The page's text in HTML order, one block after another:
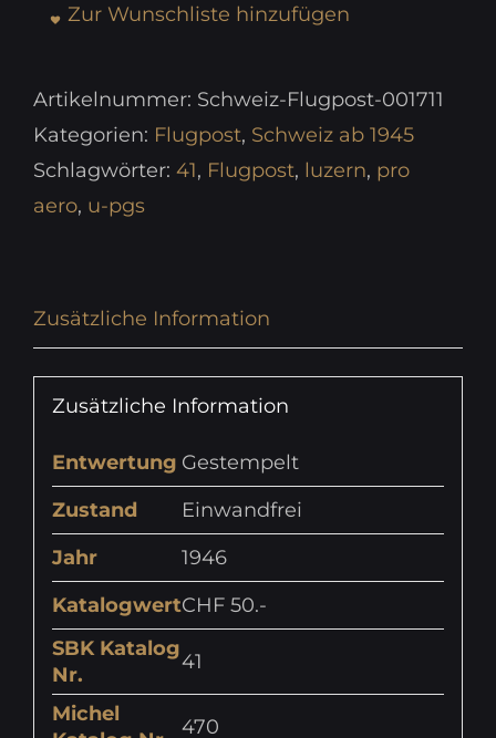
Zur Wunschliste hinzufügen
Artikelnummer: Schweiz-Flugpost-001711
Kategorien: Flugpost, Schweiz ab 1945
Schlagwörter: 41, Flugpost, luzern, pro
aero, u-pgs
Zusätzliche Information
Zusätzliche Information
Entwertung Gestempelt
Zustand
Einwandfrei
Jahr
1946
KatalogwertCHF 50.-
SBK Katalog
Nr.
41
Michel
470